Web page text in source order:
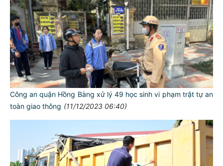
Công an quận Hồng Bàng xử lý 49 học sinh vi phạm trật tự an
toàn giao thông (11/12/2023 06:40)